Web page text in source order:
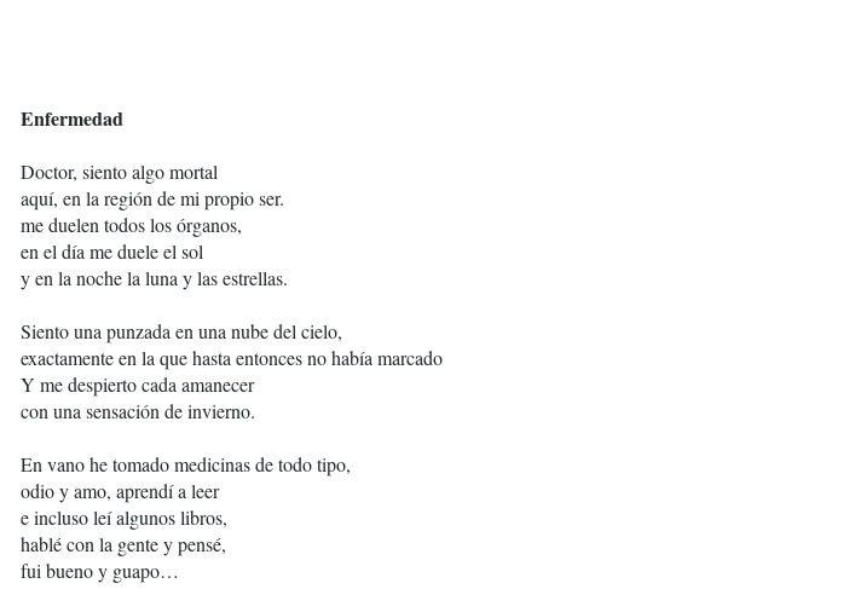
Enfermedad
Doctor, siento algo mortal
aquí, en la región de mi propio ser.
me duelen todos los órganos,
en el día me duele el sol
y en la noche la luna y las estrellas.
Siento una punzada en una nube del cielo,
exactamente en la que hasta entonces no había marcado
Y me despierto cada amanecer
con una sensación de invierno.
En vano he tomado medicinas de todo tipo,
odio y amo, aprendí a leer
e incluso leí algunos libros,
hablé con la gente y pensé,
fui bueno y guapo…